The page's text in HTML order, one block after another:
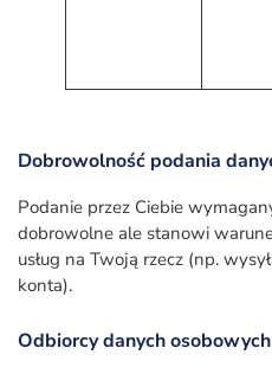
Dobrowolność podania
Podanie przez Ciebie
dobrowolne ale stanowi
usług na Twoją rzecz (np.
konta).
Odbiorcy danych osobowych